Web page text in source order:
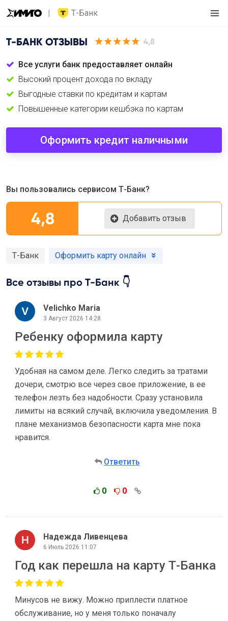
Т-Банк
Т-БАНК ОТЗЫВЫ 4,8
Все услуги банк предоставляет онлайн
Высокий процент дохода по вкладу
Выгодные ставки по кредитам и картам
Повышенные категории кешбэка по картам
Оформить кредит наличными
Вы пользовались сервисом Т-Банк?
4,8 Добавить отзыв
Т-Банк Оформить карту онлайн
Все отзывы про Т-Банк 👇
Velichko Maria
3 Август 2026 14:28
Ребенку оформила карту
Удобная на самом деле. Легко следить за тратами
дочери, смотрю все через свое приложение, в ее
телефон лезть без надобности. Сразу установила
лимиты на всякий случай, включила уведомления. В
плане механизмов безопасности карта мне пока
нравится.
Ответить
0 0
Надежда Ливенцевa
6 Июль 2026 11:07
Год как перешла на карту Т-Банка
Минусов не вижу. Можно приплести платное
обслуживание, но у меня только поначалу